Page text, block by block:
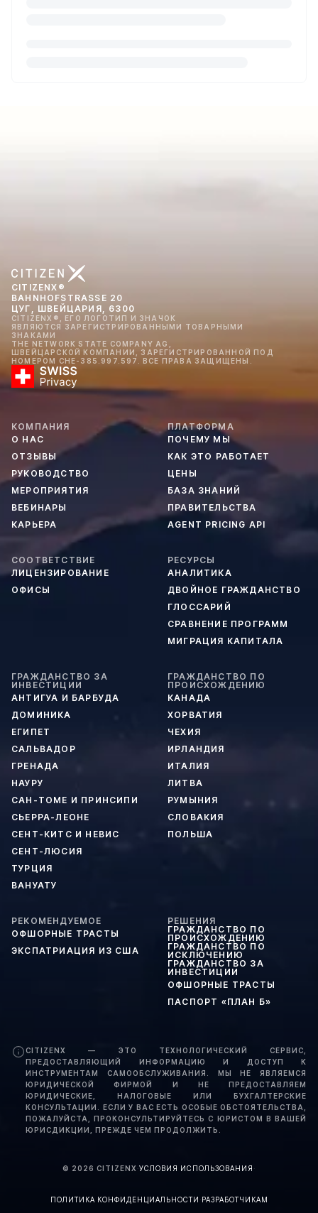
CITIZENX®
BAHNHOFSTRASSE 20
ЦУГ, ШВЕЙЦАРИЯ, 6300
CITIZENX®, ЕГО ЛОГОТИП И ЗНАЧОК
ЯВЛЯЮТСЯ ЗАРЕГИСТРИРОВАННЫМИ ТОВАРНЫМИ
ЗНАКАМИ
THE NETWORK STATE COMPANY AG,
ШВЕЙЦАРСКОЙ КОМПАНИИ, ЗАРЕГИСТРИРОВАННОЙ ПОД
НОМЕРОМ CHE-385.997.597. ВСЕ ПРАВА ЗАЩИЩЕНЫ.
КОМПАНИЯ
О НАС
ОТЗЫВЫ
РУКОВОДСТВО
МЕРОПРИЯТИЯ
ВЕБИНАРЫ
КАРЬЕРА
ПЛАТФОРМА
ПОЧЕМУ МЫ
КАК ЭТО РАБОТАЕТ
ЦЕНЫ
БАЗА ЗНАНИЙ
ПРАВИТЕЛЬСТВА
AGENT PRICING API
СООТВЕТСТВИЕ
ЛИЦЕНЗИРОВАНИЕ
ОФИСЫ
РЕСУРСЫ
АНАЛИТИКА
ДВОЙНОЕ ГРАЖДАНСТВО
ГЛОССАРИЙ
СРАВНЕНИЕ ПРОГРАММ
МИГРАЦИЯ КАПИТАЛА
ГРАЖДАНСТВО ЗА
ИНВЕСТИЦИИ
АНТИГУА И БАРБУДА
ДОМИНИКА
ЕГИПЕТ
САЛЬВАДОР
ГРЕНАДА
НАУРУ
САН-ТОМЕ И ПРИНСИПИ
СЬЕРРА-ЛЕОНЕ
СЕНТ-КИТС И НЕВИС
СЕНТ-ЛЮСИЯ
ТУРЦИЯ
ВАНУАТУ
ГРАЖДАНСТВО ПО
ПРОИСХОЖДЕНИЮ
КАНАДА
ХОРВАТИЯ
ЧЕХИЯ
ИРЛАНДИЯ
ИТАЛИЯ
ЛИТВА
РУМЫНИЯ
СЛОВАКИЯ
ПОЛЬША
РЕКОМЕНДУЕМОЕ
ОФШОРНЫЕ ТРАСТЫ
ЭКСПАТРИАЦИЯ ИЗ США
РЕШЕНИЯ
ГРАЖДАНСТВО ПО
ПРОИСХОЖДЕНИЮ
ГРАЖДАНСТВО ПО
ИСКЛЮЧЕНИЮ
ГРАЖДАНСТВО ЗА
ИНВЕСТИЦИИ
ОФШОРНЫЕ ТРАСТЫ
ПАСПОРТ «ПЛАН Б»
CITIZENX — ЭТО ТЕХНОЛОГИЧЕСКИЙ СЕРВИС,
ПРЕДОСТАВЛЯЮЩИЙ ИНФОРМАЦИЮ И ДОСТУП К
ИНСТРУМЕНТАМ САМООБСЛУЖИВАНИЯ. МЫ НЕ ЯВЛЯЕМСЯ
ЮРИДИЧЕСКОЙ ФИРМОЙ И НЕ ПРЕДОСТАВЛЯЕМ
ЮРИДИЧЕСКИЕ, НАЛОГОВЫЕ ИЛИ БУХГАЛТЕРСКИЕ
КОНСУЛЬТАЦИИ. ЕСЛИ У ВАС ЕСТЬ ОСОБЫЕ ОБСТОЯТЕЛЬСТВА,
ПОЖАЛУЙСТА, ПРОКОНСУЛЬТИРУЙТЕСЬ С ЮРИСТОМ В ВАШЕЙ
ЮРИСДИКЦИИ, ПРЕЖДЕ ЧЕМ ПРОДОЛЖИТЬ.
© 2026 CITIZENX ·УСЛОВИЯ ИСПОЛЬЗОВАНИЯ ·
ПОЛИТИКА КОНФИДЕНЦИАЛЬНОСТИ ·РАЗРАБОТЧИКАМ